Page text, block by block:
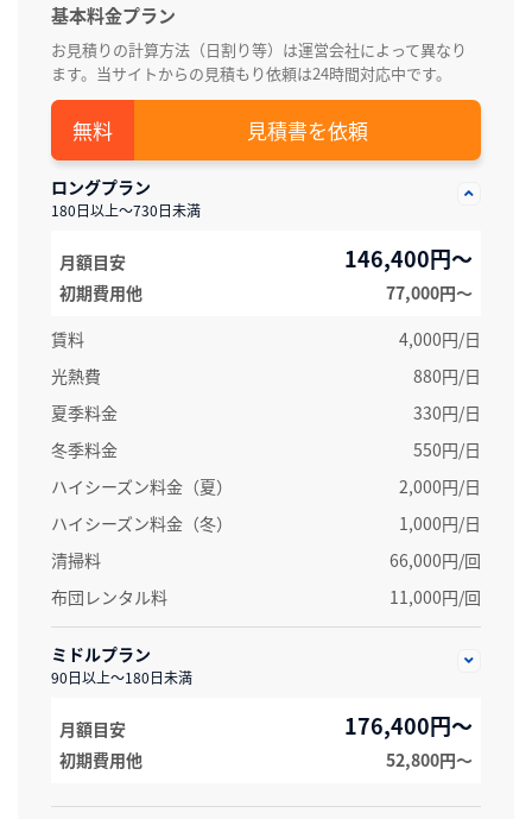
基本料金プラン
お見積りの計算方法（日割り等）は運営会社によって異なり
ます。当サイトからの見積もり依頼は24時間対応中です。
見積書を依頼
ロングプラン
180日以上～730日未満
月額目安 146,400円～
初期費用他
77,000円〜
賃料
4,000円/日
光熱費
880円/日
夏季料金
330円/日
冬季料金
550円/日
ハイシーズン料金（夏）
2,000円/日
ハイシーズン料金（冬）
1,000円/日
清掃料
66,000円/回
布団レンタル料
11,000円/回
ミドルプラン
90日以上～180日未満
月額目安 176,400円～
初期費用他 52,800円〜